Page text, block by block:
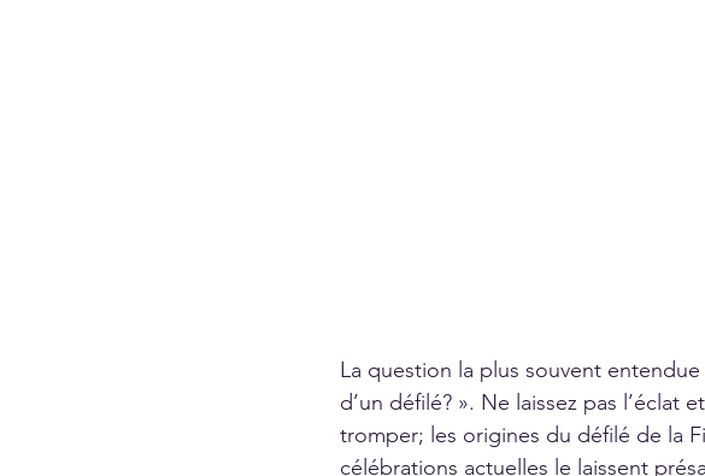
La question la plus souvent
d’un défilé? ». Ne laissez pas l’éclat
tromper; les origines du défilé de la
célébrations actuelles le laissent